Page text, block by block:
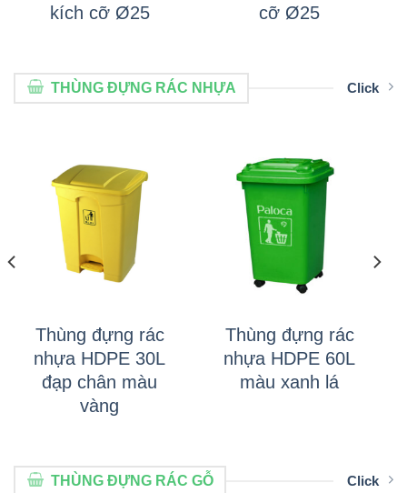
kích cỡ Ø25
cỡ Ø25
THÙNG ĐỰNG RÁC NHỰA Click
Thùng đựng rác
nhựa HDPE 30L
đạp chân màu
vàng
Thùng đựng rác
nhựa HDPE 60L
màu xanh lá
THÙNG ĐỰNG RÁC GỖ Click